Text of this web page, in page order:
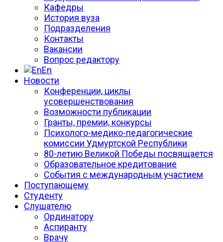
Кафедры
История вуза
Подразделения
Контакты
Вакансии
Вопрос редактору
En
Новости
Конференции, циклы
усовершенствования
Возможности публикации
Гранты, премии, конкурсы
Психолого-медико-педагогические
комиссии Удмуртской Республики
80-летию Великой Победы посвящается
Образовательное кредитование
События с международным участием
Поступающему
Студенту
Слушателю
Ординатору
Аспиранту
Врачу